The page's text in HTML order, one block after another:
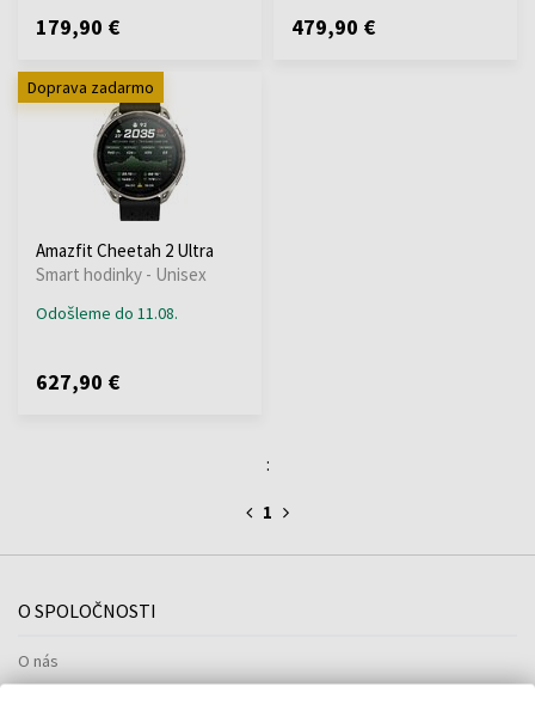
179,90 € 479,90 €
Doprava zadarmo
Amazfit Cheetah 2 Ultra
Smart hodinky - Unisex
Odošleme do 11.08.
627,90 €
:
1
O SPOLOČNOSTI
O nás